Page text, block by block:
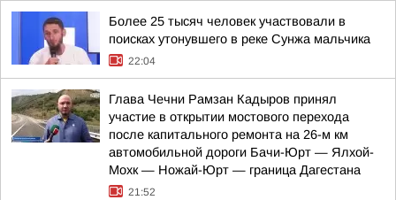
Более 25 тысяч человек участвовали в
поисках утонувшего в реке Сунжа мальчика
22:04
Глава Чечни Рамзан Кадыров принял
участие в открытии мостового перехода
после капитального ремонта на 26-м км
автомобильной дороги Бачи-Юрт — Ялхой-
Мохк — Ножай-Юрт — граница Дагестана
21:52